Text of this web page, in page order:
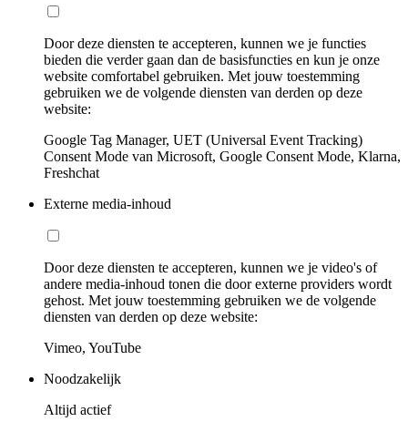
Door deze diensten te accepteren, kunnen we je functies
bieden die verder gaan dan de basisfuncties en kun je onze
website comfortabel gebruiken. Met jouw toestemming
gebruiken we de volgende diensten van derden op deze
website:
Google Tag Manager, UET (Universal Event Tracking)
Consent Mode van Microsoft, Google Consent Mode, Klarna,
Freshchat
Externe media-inhoud
Door deze diensten te accepteren, kunnen we je video's of
andere media-inhoud tonen die door externe providers wordt
gehost. Met jouw toestemming gebruiken we de volgende
diensten van derden op deze website:
Vimeo, YouTube
Noodzakelijk
Altijd actief